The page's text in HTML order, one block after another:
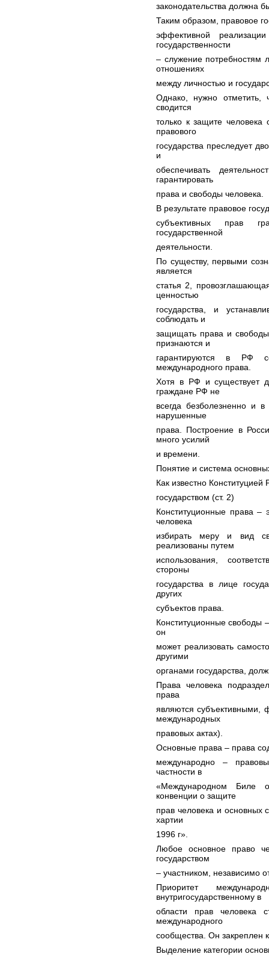
законодательства должна
Таким образом, правовое
эффективной
государственности
– служение потребностям
отношениях
между личностью и
Однако, нужно отметить,
сводится
только к защите человека
правового
государства преследует
и
обеспечивать
гарантировать
права и свободы человека.
В результате правовое
субъективных прав
государственной
деятельности.
По существу, первыми
является
статья 2,
ценностью
государства, и
соблюдать и
защищать права и
признаются и
гарантируются в РФ
международного права.
Хотя в РФ и существует
граждане РФ не
всегда безболезненно и в
нарушенные
права. Построение в
много усилий
и времени.
Понятие и система
Как известно
государством (ст. 2)
Конституционные права –
человека
избирать меру и вид
реализованы путем
использования,
стороны
государства в лице
других
субъектов права.
Конституционные свободы
он
может реализовать
другими
органами государства,
Права человека
права
являются субъективными,
международных
правовых актах).
Основные права – права
международно –
частности в
«Международном Биле
конвенции о защите
прав человека и основных
хартии
1996 г».
Любое основное право
государством
– участником, независимо
Приоритет
внутригосударственному в
области прав человека
международного
сообщества. Он закреплен
Выделение категории